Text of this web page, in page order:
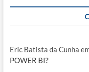
Eric Batista da Cunha
POWER BI?